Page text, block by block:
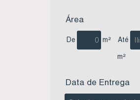
Área
De m² Até
m²
Data de Entrega